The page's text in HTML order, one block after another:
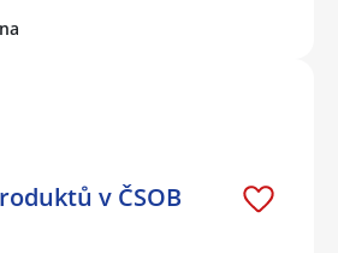
v ČSOB